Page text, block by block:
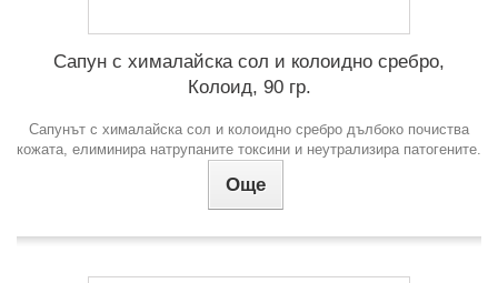
Сапун с хималайска сол и колоидно сребро,
Колоид, 90 гр.
Сапунът с хималайска сол и колоидно сребро дълбоко почиства
кожата, елиминира натрупаните токсини и неутрализира патогените.
Още